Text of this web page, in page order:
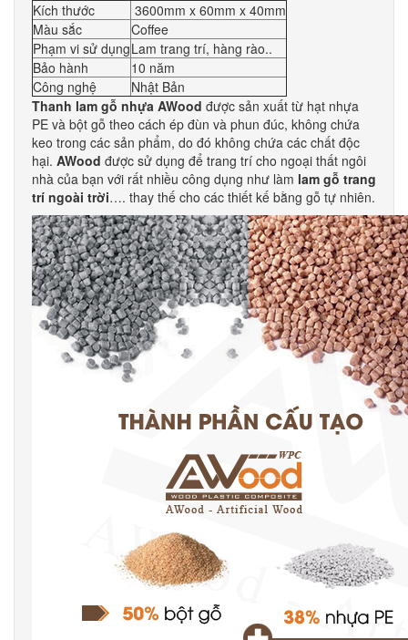
Kích thước
3600mm x 60mm x 40mm
Màu sắc
Coffee
Phạm vi sử dụngLam trang trí, hàng rào..
Bảo hành
10 năm
Công nghệ
Nhật Bản
Thanh lam gỗ nhựa AWood được sản xuất từ hạt nhựa
PE và bột gỗ theo cách ép đùn và phun đúc, không chứa
keo trong các sản phẩm, do đó không chứa các chất độc
hại. AWood được sử dụng để trang trí cho ngoại thất ngôi
nhà của bạn với rất nhiều công dụng như làm lam gỗ trang
trí ngoài trời…. thay thế cho các thiết kế bằng gỗ tự nhiên.